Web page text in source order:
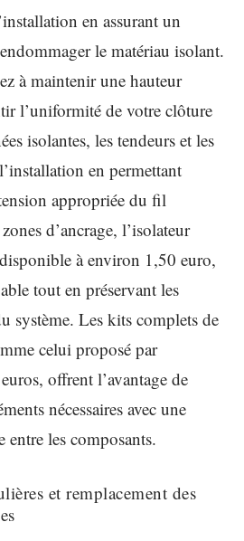
en assurant un
le matériau isolant.
à maintenir une hauteur
l’uniformité de votre clôture
isolantes, les tendeurs et les
en permettant
appropriée du fil
d’ancrage, l’isolateur
à environ 1,50 euro,
tout en préservant les
système. Les kits complets de
celui proposé par
offrent l’avantage de
nécessaires avec une
les composants.
et remplacement des